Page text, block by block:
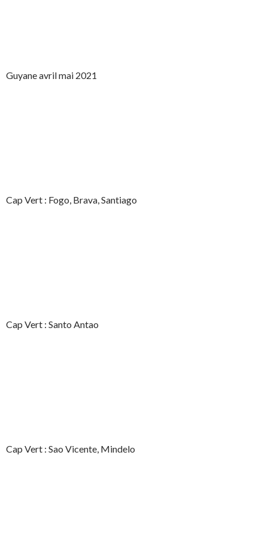
Guyane avril mai 2021
Cap Vert : Fogo, Brava, Santiago
Cap Vert : Santo Antao
Cap Vert : Sao Vicente, Mindelo